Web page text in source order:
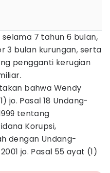
7 tahun 6 bulan,
3 bulan kurungan, serta
pengganti kerugian
bahwa Wendy
jo. Pasal 18 Undang-
tentang
Korupsi,
dengan Undang-
jo. Pasal 55 ayat (1)